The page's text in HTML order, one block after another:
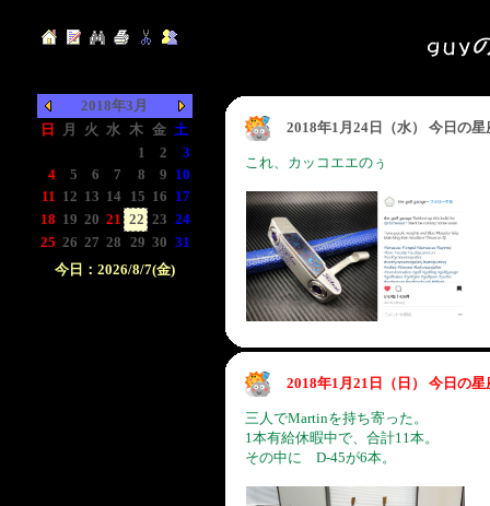
2018年3月
日
月 火 水 木 金 土
1 2
3
4
5 6 7 8 9 10
11 12 13 14 15 16 17
18 19 20 21 22 23 24
25 26 27 28 29 30 31
今日：2026/8/7(金)
2018年1月24日（水） 今日の
これ、カッコエエのぅ
2018年1月21日（日） 今日の
三人でMartinを持ち寄った。
1本有給休暇中で、合計11本。
その中に D-45が6本。